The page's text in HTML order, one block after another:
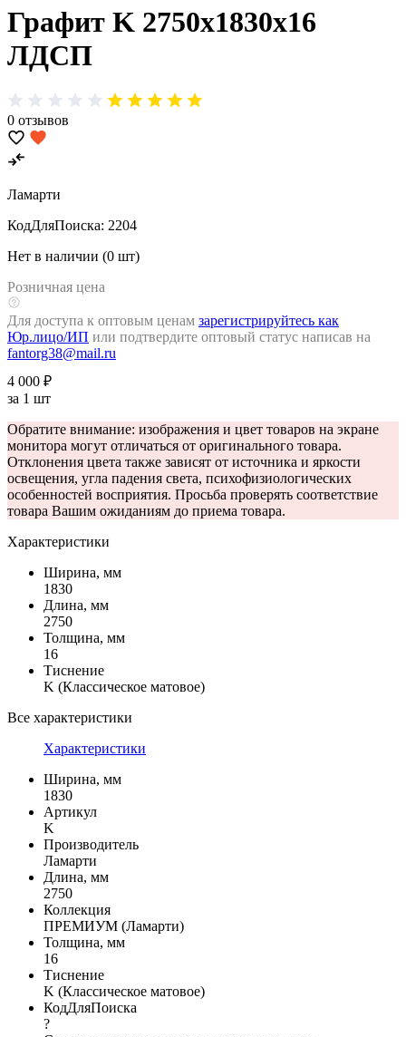
Графит K 2750х1830х16
ЛДСП
0 отзывов
Ламарти
КодДляПоиска: 2204
Нет в наличии (0 шт)
Розничная цена
Для доступа к оптовым ценам зарегистрируйтесь как
Юр.лицо/ИП или подтвердите оптовый статус написав на
fantorg38@mail.ru
4 000 ₽
за 1 шт
Обратите внимание: изображения и цвет товаров на экране
монитора могут отличаться от оригинального товара.
Отклонения цвета также зависят от источника и яркости
освещения, угла падения света, психофизиологических
особенностей восприятия. Просьба проверять соответствие
товара Вашим ожиданиям до приема товара.
Характеристики
Ширина, мм
1830
Длина, мм
2750
Толщина, мм
16
Тиснение
K (Классическое матовое)
Все характеристики
Характеристики
Ширина, мм
1830
Артикул
K
Производитель
Ламарти
Длина, мм
2750
Коллекция
ПРЕМИУМ (Ламарти)
Толщина, мм
16
Тиснение
K (Классическое матовое)
КодДляПоиска
?